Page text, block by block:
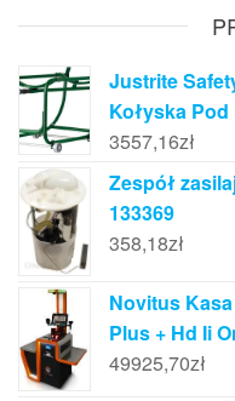
Justrite
Kołyska
3557,16zł
Zespół
133369
358,18zł
Novitus
Plus + Hd Ii
49925,70zł